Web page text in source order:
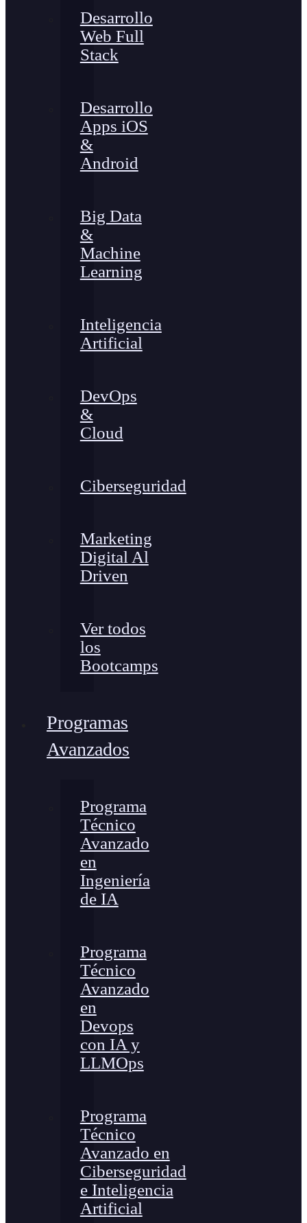
Desarrollo
Web Full
Stack
Desarrollo
Apps iOS
&
Android
Big Data
&
Machine
Learning
Inteligencia
Artificial
DevOps
&
Cloud
Ciberseguridad
Marketing
Digital Al
Driven
Ver todos
los
Bootcamps
Programas
Avanzados
Programa
Técnico
Avanzado
en
Ingeniería
de IA
Programa
Técnico
Avanzado
en
Devops
con IA y
LLMOps
Programa
Técnico
Avanzado en
Ciberseguridad
e Inteligencia
Artificial